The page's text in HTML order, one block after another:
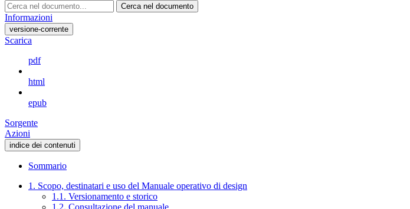
Cerca nel documento
Informazioni
versione-corrente
Scarica
pdf
html
epub
Sorgente
Azioni
indice dei contenuti
Sommario
1. Scopo, destinatari e uso del Manuale operativo di design
1.1. Versionamento e storico
1.2. Consultazione del manuale